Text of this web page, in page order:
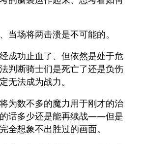
当场将两击溃是不可能的。
成功止血了、但依然是处于危
判断骑士们是死亡了还是负伤
无法成为战力。
为数不多的魔力用于刚才的治
话多少还是能再续战――但是
全想象不出胜过的画面。